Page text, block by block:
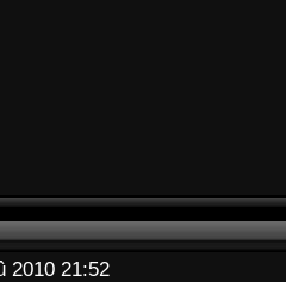
2010 21:52